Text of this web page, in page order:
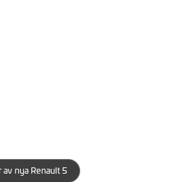
av nya Renault 5